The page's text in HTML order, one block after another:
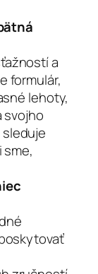
a
formulár,
lehoty,
svojho
sme,